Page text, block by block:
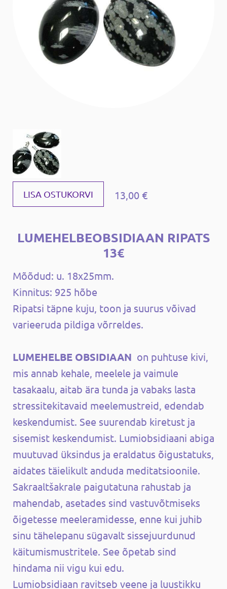
LISA OSTUKORVI 13,00 €
LUMEHELBEOBSIDIAAN RIPATS
13€
Mõõdud: u. 18x25mm.
Kinnitus: 925 hõbe
Ripatsi täpne kuju, toon ja suurus võivad
varieeruda pildiga võrreldes.
LUMEHELBE OBSIDIAAN on puhtuse kivi,
mis annab kehale, meelele ja vaimule
tasakaalu, aitab ära tunda ja vabaks lasta
stressitekitavaid meelemustreid, edendab
keskendumist. See suurendab kiretust ja
sisemist keskendumist. Lumiobsidiaani abiga
muutuvad üksindus ja eraldatus õigustatuks,
aidates täielikult anduda meditatsioonile.
Sakraaltšakrale paigutatuna rahustab ja
mahendab, asetades sind vastuvõtmiseks
õigetesse meeleramidesse, enne kui juhib
sinu tähelepanu sügavalt sissejuurdunud
käitumismustritele. See õpetab sind
hindama nii vigu kui edu.
Lumiobsidiaan ravitseb veene ja luustikku